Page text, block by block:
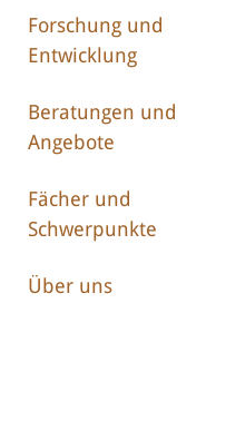
Forschung und
Entwicklung
Beratungen und
Angebote
Fächer und
Schwerpunkte
Über uns